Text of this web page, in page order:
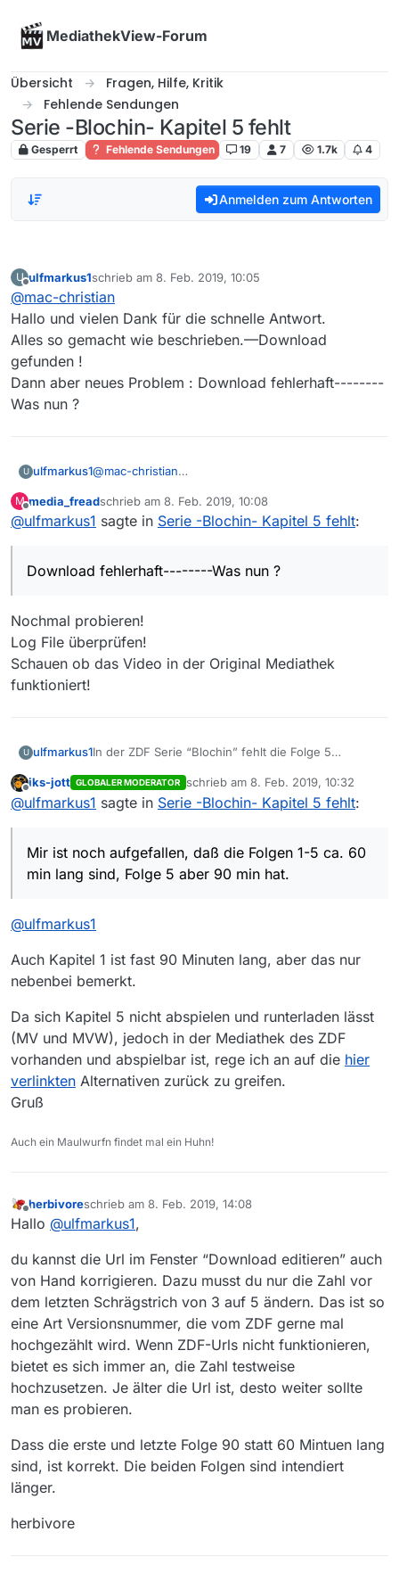
MediathekView-Forum
Übersicht
Fragen, Hilfe, Kritik
Fehlende Sendungen
Serie -Blochin- Kapitel 5 fehlt
Gesperrt Fehlende Sendungen 19 7 1.7k 4
Anmelden zum Antworten
U ulfmarkus1schrieb am 8. Feb. 2019, 10:05
zuletzt editiert von
@mac-christian
Hallo und vielen Dank für die schnelle Antwort.
Alles so gemacht wie beschrieben.—Download
gefunden !
Dann aber neues Problem : Download fehlerhaft--------
Was nun ?
U ulfmarkus1@mac-christian
Alles so gemacht wie beschrieben.—Download
gefunden !
M
Offline
media_freadschrieb am 8. Feb. 2019, 10:08
zuletzt editiert von
@ulfmarkus1 sagte in Serie -Blochin- Kapitel 5 fehlt:
Download fehlerhaft--------Was nun ?
Nochmal probieren!
Log File überprüfen!
Schauen ob das Video in der Original Mediathek
funktioniert!
U ulfmarkus1In der ZDF Serie “Blochin” fehlt die Folge 5
müßte.
Habe die Mediathek View Version 13.2.1 und einen
min lang sind, Folge 5 aber 90 min hat.
Offline
iks-jott GLOBALER MODERATOR schrieb am 8. Feb. 2019, 10:32
zuletzt editiert von
@ulfmarkus1 sagte in Serie -Blochin- Kapitel 5 fehlt:
Mir ist noch aufgefallen, daß die Folgen 1-5 ca. 60
min lang sind, Folge 5 aber 90 min hat.
@ulfmarkus1
Auch Kapitel 1 ist fast 90 Minuten lang, aber das nur
nebenbei bemerkt.
Da sich Kapitel 5 nicht abspielen und runterladen lässt
(MV und MVW), jedoch in der Mediathek des ZDF
vorhanden und abspielbar ist, rege ich an auf die hier
verlinkten Alternativen zurück zu greifen.
Gruß
Auch ein Maulwurfn findet mal ein Huhn!
Offline
herbivoreschrieb am 8. Feb. 2019, 14:08
zuletzt editiert von
Hallo @ulfmarkus1,
du kannst die Url im Fenster “Download editieren” auch
von Hand korrigieren. Dazu musst du nur die Zahl vor
dem letzten Schrägstrich von 3 auf 5 ändern. Das ist so
eine Art Versionsnummer, die vom ZDF gerne mal
hochgezählt wird. Wenn ZDF-Urls nicht funktionieren,
bietet es sich immer an, die Zahl testweise
hochzusetzen. Je älter die Url ist, desto weiter sollte
man es probieren.
Dass die erste und letzte Folge 90 statt 60 Mintuen lang
sind, ist korrekt. Die beiden Folgen sind intendiert
länger.
herbivore